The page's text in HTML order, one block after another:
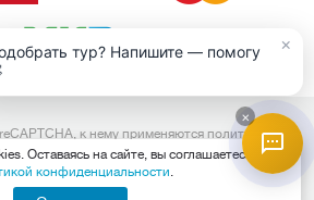
Оставаясь на сайте, вы соглашаетесь с
конфиденциальности.
к нему применяются политика
иусловия обслуживанияGoogle.
носит исключительно информационный
на нем не является публичной офертой,
Статьи 437 (2) Гражданского кодекса
×
тур? Напишите — помогу
×